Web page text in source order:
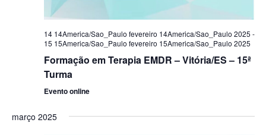
14 14America/Sao_Paulo fevereiro 14America/Sao_Paulo 2025 -
15 15America/Sao_Paulo fevereiro 15America/Sao_Paulo 2025
Formação em Terapia EMDR – Vitória/ES – 15ª
Turma
Evento online
março 2025